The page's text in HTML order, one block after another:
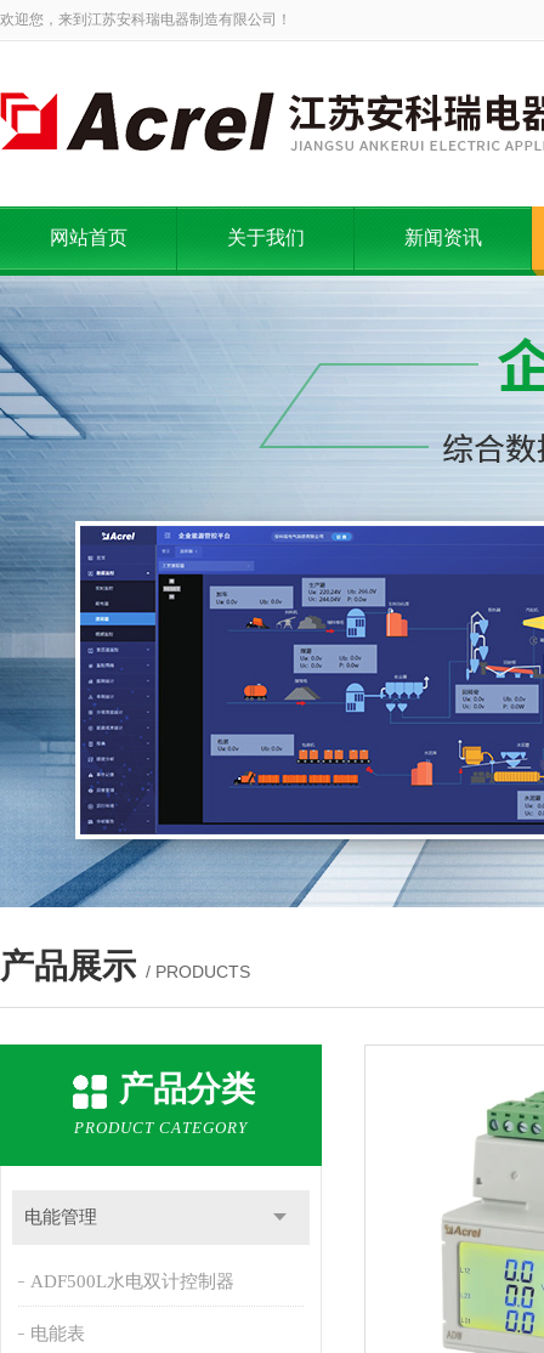
欢迎您，来到江苏安科瑞电器制造有限公司！
网站首页 关于我们 新闻资讯
产品展示 / PRODUCTS
产品分类
PRODUCT CATEGORY
电能管理
ADF500L水电双计控制器
电能表